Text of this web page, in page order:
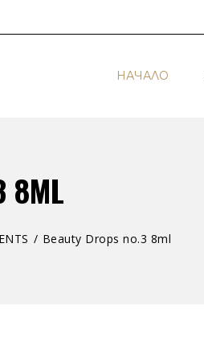
НАЧАЛО
8ML
Beauty Drops no.3 8ml